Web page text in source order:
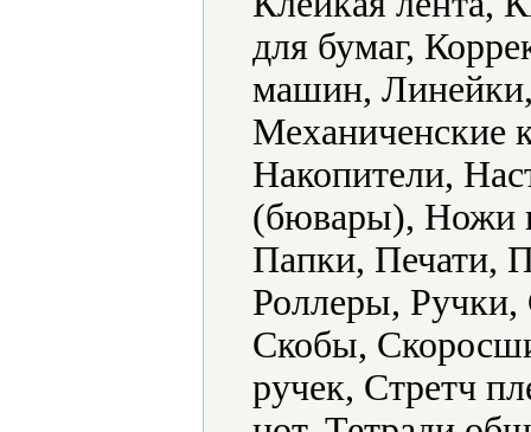
для бумаг,
машин,
Механиченские
Накопители,
(бювары), Ножи
Папки, Печати,
Роллеры,
Скобы,
ручек, Стретч